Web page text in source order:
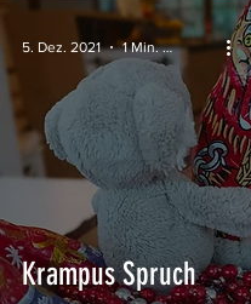
Krampus Spruch
5. Dez. 2021 1 Min. Lesezeit